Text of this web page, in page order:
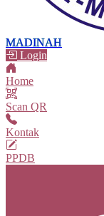
MADINAH
Login
Home
Scan QR
Kontak
PPDB